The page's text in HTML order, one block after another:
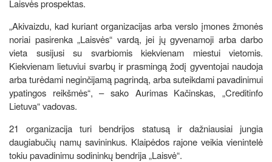
Laisvės prospektas.
„Akivaizdu, kad kuriant organizacijas arba verslo įmones žmonės
noriai pasirenka „Laisvės“ vardą, jei jų gyvenamoji arba darbo
vieta susijusi su svarbiomis kiekvienam miestui vietomis.
Kiekvienam lietuviui svarbų ir prasmingą žodį gyventojai naudoja
arba turėdami neginčijamą pagrindą, arba suteikdami pavadinimui
ypatingos reikšmės“, – sako Aurimas Kačinskas, „Creditinfo
Lietuva“ vadovas.
21 organizacija turi bendrijos statusą ir dažniausiai jungia
daugiabučių namų savininkus. Klaipėdos rajone veikia vienintelė
tokiu pavadinimu sodininkų bendrija „Laisvė“.